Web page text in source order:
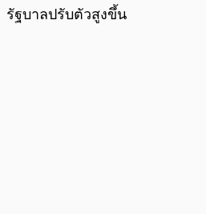
รัฐบาลปรับตัวสูงขึ้น